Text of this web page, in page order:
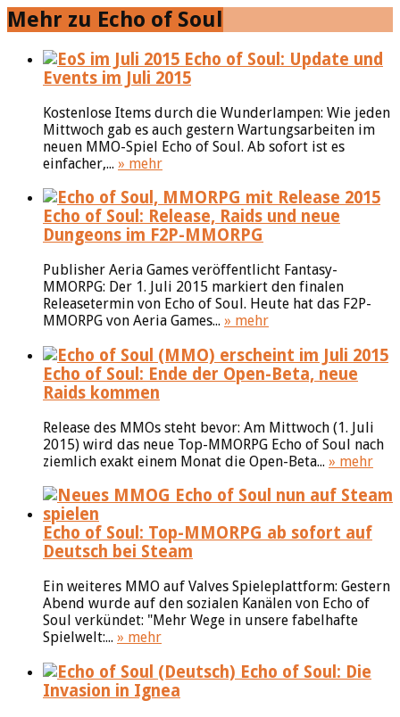
Mehr zu Echo of Soul
Echo of Soul: Update und
Events im Juli 2015
Kostenlose Items durch die Wunderlampen: Wie jeden
Mittwoch gab es auch gestern Wartungsarbeiten im
neuen MMO-Spiel Echo of Soul. Ab sofort ist es
einfacher,... » mehr
Echo of Soul: Release, Raids und neue
Dungeons im F2P-MMORPG
Publisher Aeria Games veröffentlicht Fantasy-
MMORPG: Der 1. Juli 2015 markiert den finalen
Releasetermin von Echo of Soul. Heute hat das F2P-
MMORPG von Aeria Games... » mehr
Echo of Soul: Ende der Open-Beta, neue
Raids kommen
Release des MMOs steht bevor: Am Mittwoch (1. Juli
2015) wird das neue Top-MMORPG Echo of Soul nach
ziemlich exakt einem Monat die Open-Beta... » mehr
Echo of Soul: Top-MMORPG ab sofort auf
Deutsch bei Steam
Ein weiteres MMO auf Valves Spieleplattform: Gestern
Abend wurde auf den sozialen Kanälen von Echo of
Soul verkündet: "Mehr Wege in unsere fabelhafte
Spielwelt:... » mehr
Echo of Soul: Die
Invasion in Ignea